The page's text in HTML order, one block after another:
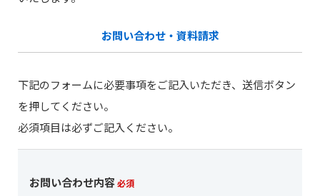
お問い合わせ・資料請求
下記のフォームに必要事項をご記入いただき、送信ボタン
を押してください。
必須項目は必ずご記入ください。
お問い合わせ内容必須